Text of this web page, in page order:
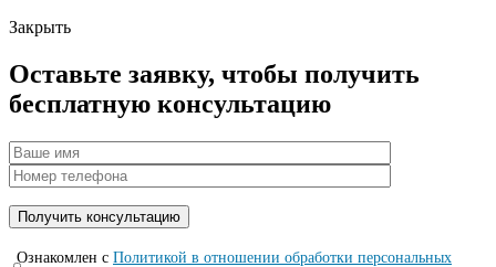
Закрыть
Оставьте заявку, чтобы получить
бесплатную консультацию
Ознакомлен с Политикой в отношении обработки персональных